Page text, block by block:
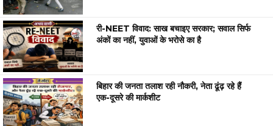
री-NEET विवाद: साख बचाइए सरकार; सवाल सिर्फ
अंकों का नहीं, युवाओं के भरोसे का है
बिहार की जनता तलाश रही नौकरी, नेता ढूंढ़ रहे हैं
एक-दूसरे की मार्कशीट